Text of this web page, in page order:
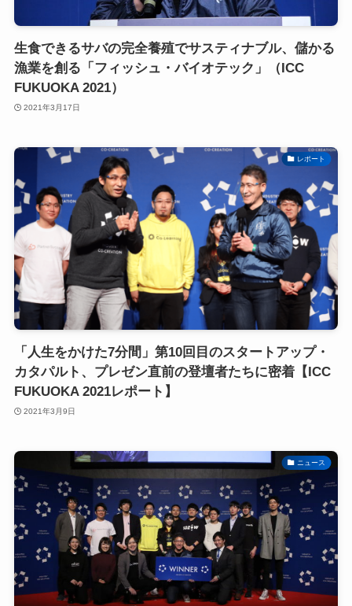
生食できるサバの完全養殖でサスティナブル、儲かる
漁業を創る「フィッシュ・バイオテック」（ICC
FUKUOKA 2021）
2021年3月17日
レポート
「人生をかけた7分間」第10回目のスタートアップ・
カタパルト、プレゼン直前の登壇者たちに密着【ICC
FUKUOKA 2021レポート】
2021年3月9日
ニュース